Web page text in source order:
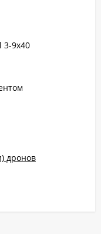
3-9x40
дронов